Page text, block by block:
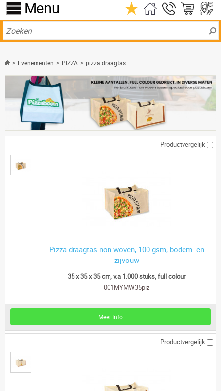
Menu
> Evenementen > PIZZA > pizza draagtas
Productvergelijk
Pizza draagtas non woven, 100 gsm, bodem- en
zijvouw
35 x 35 x 35 cm, v.a 1.000 stuks, full colour
001MYMW35piz
Meer Info
Productvergelijk